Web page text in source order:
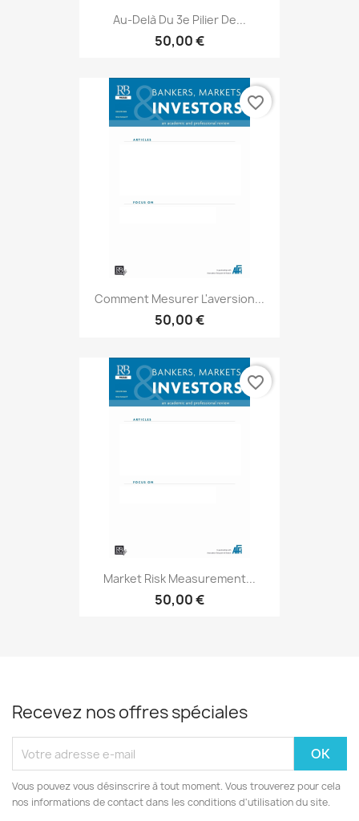
Au-Delà Du 3e Pilier De...
50,00 €
Comment Mesurer L'aversion...
50,00 €
favorite_border
Market Risk Measurement...
50,00 €
favorite_border
Recevez nos offres spéciales
Vous pouvez vous désinscrire à tout moment. Vous trouverez pour cela
nos informations de contact dans les conditions d'utilisation du site.